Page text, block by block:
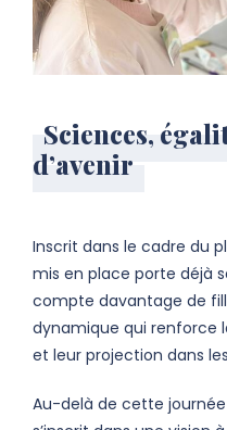
Sciences,
d’avenir
Inscrit dans le cadre du
mis en place porte déjà
compte davantage de
dynamique qui renforce
et leur projection dans
Au-delà de cette